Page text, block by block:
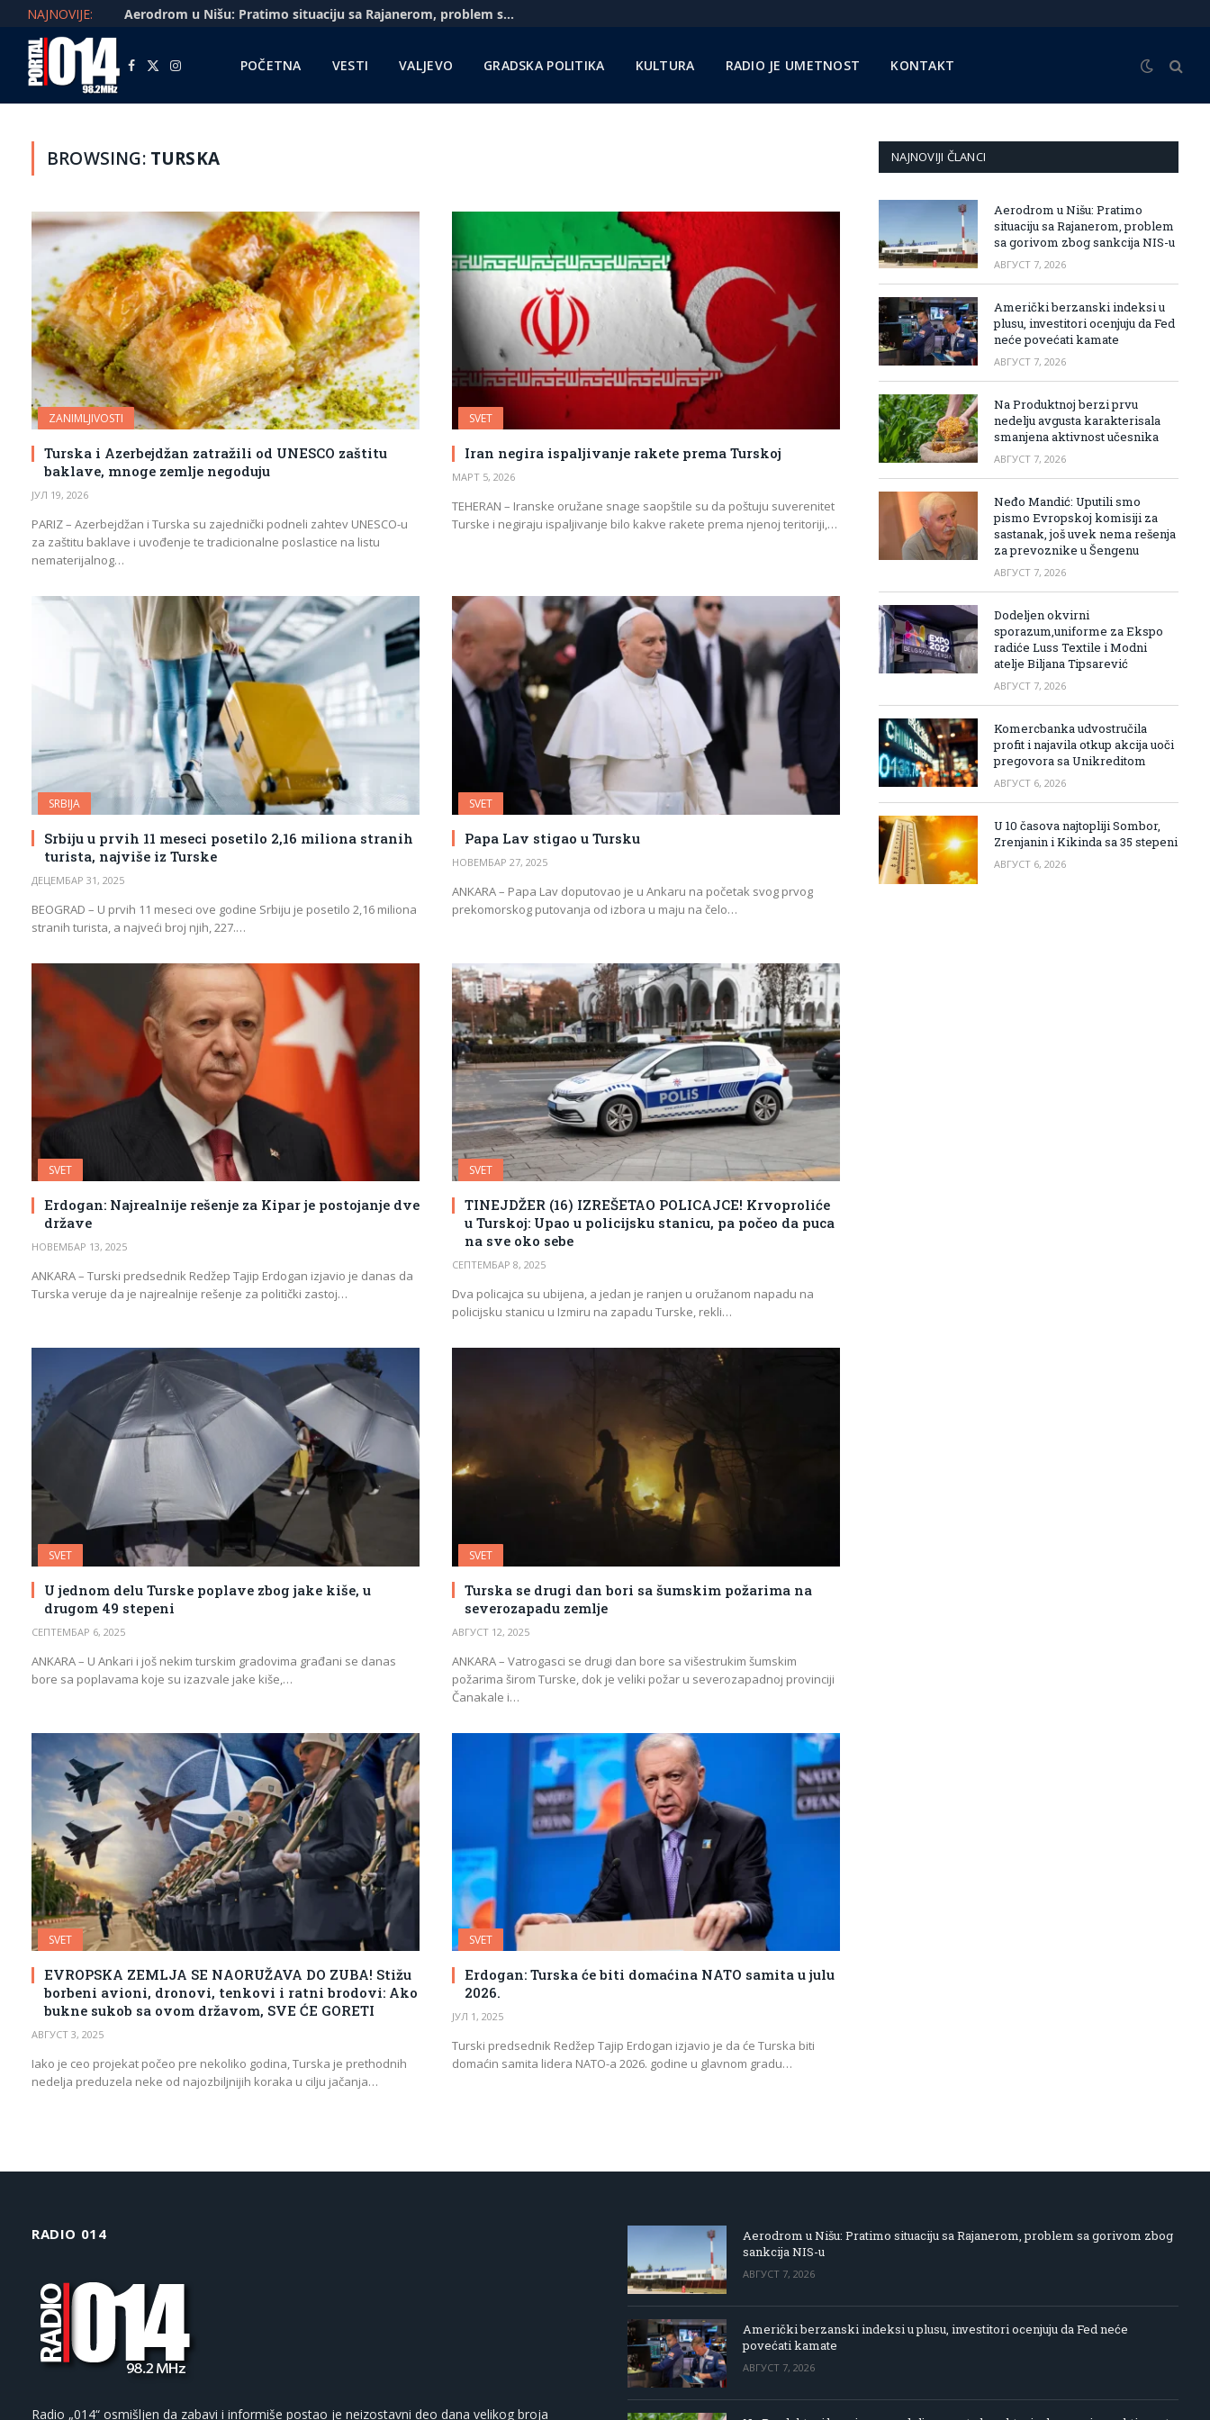
NAJNOVIJE: Aerodrom u Nišu: Pratimo situaciju sa Rajanerom, problem sa gorivom zbog sankcija NIS-u
Facebook
X
Instagram POČETNA VESTI VALJEVO GRADSKA POLITIKA KULTURA RADIO JE UMETNOST KONTAKT
BROWSING: TURSKA
ZANIMLJIVOSTI
Turska i Azerbejdžan zatražili od UNESCO zaštitu
baklave, mnoge zemlje negoduju
ЈУЛ 19, 2026
PARIZ – Azerbejdžan i Turska su zajednički podneli zahtev UNESCO-u
za zaštitu baklave i uvođenje te tradicionalne poslastice na listu
nematerijalnog…
SVET
Iran negira ispaljivanje rakete prema Turskoj
МАРТ 5, 2026
TEHERAN – Iranske oružane snage saopštile su da poštuju suverenitet
Turske i negiraju ispaljivanje bilo kakve rakete prema njenoj teritoriji,…
SRBIJA
Srbiju u prvih 11 meseci posetilo 2,16 miliona stranih
turista, najviše iz Turske
ДЕЦЕМБАР 31, 2025
BEOGRAD – U prvih 11 meseci ove godine Srbiju je posetilo 2,16 miliona
stranih turista, a najveći broj njih, 227.…
SVET
Papa Lav stigao u Tursku
НОВЕМБАР 27, 2025
ANKARA – Papa Lav doputovao je u Ankaru na početak svog prvog
prekomorskog putovanja od izbora u maju na čelo…
SVET
Erdogan: Najrealnije rešenje za Kipar je postojanje dve
države
НОВЕМБАР 13, 2025
ANKARA – Turski predsednik Redžep Tajip Erdogan izjavio je danas da
Turska veruje da je najrealnije rešenje za politički zastoj…
SVET
TINEJDŽER (16) IZREŠETAO POLICAJCE! Krvoproliće
u Turskoj: Upao u policijsku stanicu, pa počeo da puca
na sve oko sebe
СЕПТЕМБАР 8, 2025
Dva policajca su ubijena, a jedan je ranjen u oružanom napadu na
policijsku stanicu u Izmiru na zapadu Turske, rekli…
SVET
U jednom delu Turske poplave zbog jake kiše, u
drugom 49 stepeni
СЕПТЕМБАР 6, 2025
ANKARA – U Ankari i još nekim turskim gradovima građani se danas
bore sa poplavama koje su izazvale jake kiše,…
SVET
Turska se drugi dan bori sa šumskim požarima na
severozapadu zemlje
АВГУСТ 12, 2025
ANKARA – Vatrogasci se drugi dan bore sa višestrukim šumskim
požarima širom Turske, dok je veliki požar u severozapadnoj provinciji
Čanakale i…
SVET
EVROPSKA ZEMLJA SE NAORUŽAVA DO ZUBA! Stižu
borbeni avioni, dronovi, tenkovi i ratni brodovi: Ako
bukne sukob sa ovom državom, SVE ĆE GORETI
АВГУСТ 3, 2025
Iako je ceo projekat počeo pre nekoliko godina, Turska je prethodnih
nedelja preduzela neke od najozbiljnijih koraka u cilju jačanja…
SVET
Erdogan: Turska će biti domaćina NATO samita u julu
2026.
ЈУЛ 1, 2025
Turski predsednik Redžep Tajip Erdogan izjavio je da će Turska biti
domaćin samita lidera NATO-a 2026. godine u glavnom gradu…
NAJNOVIJI ČLANCI
Aerodrom u Nišu: Pratimo
situaciju sa Rajanerom, problem
sa gorivom zbog sankcija NIS-u
АВГУСТ 7, 2026
Američki berzanski indeksi u
plusu, investitori ocenjuju da Fed
neće povećati kamate
АВГУСТ 7, 2026
Na Produktnoj berzi prvu
nedelju avgusta karakterisala
smanjena aktivnost učesnika
АВГУСТ 7, 2026
Neđo Mandić: Uputili smo
pismo Evropskoj komisiji za
sastanak, još uvek nema rešenja
za prevoznike u Šengenu
АВГУСТ 7, 2026
Dodeljen okvirni
sporazum,uniforme za Ekspo
radiće Luss Textile i Modni
atelje Biljana Tipsarević
АВГУСТ 7, 2026
Komercbanka udvostručila
profit i najavila otkup akcija uoči
pregovora sa Unikreditom
АВГУСТ 6, 2026
U 10 časova najtopliji Sombor,
Zrenjanin i Kikinda sa 35 stepeni
АВГУСТ 6, 2026
RADIO 014
Radio „014“ osmišljen da zabavi i informiše postao je neizostavni deo dana velikog broja
Aerodrom u Nišu: Pratimo situaciju sa Rajanerom, problem sa gorivom zbog
sankcija NIS-u
АВГУСТ 7, 2026
Američki berzanski indeksi u plusu, investitori ocenjuju da Fed neće
povećati kamate
АВГУСТ 7, 2026